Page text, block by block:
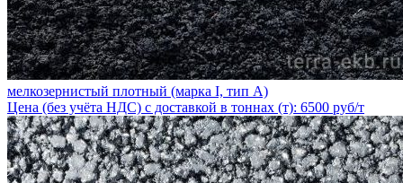
мелкозернистый плотный (марка I, тип А)
Цена (без учёта НДС) с доставкой в тоннах (т): 6500 руб/т